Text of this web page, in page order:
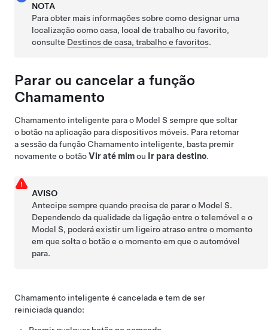
NOTA
Para obter mais informações sobre como designar uma
localização como casa, local de trabalho ou favorito,
consulte Destinos de casa, trabalho e favoritos.
Parar ou cancelar a função
Chamamento
Chamamento inteligente para o Model S sempre que soltar
o botão na aplicação para dispositivos móveis. Para retomar
a sessão da função Chamamento inteligente, basta premir
novamente o botãoVir até mimou Ir para destino.
AVISO
Antecipe sempre quando precisa de parar o Model S.
Dependendo da qualidade da ligação entre o telemóvel e o
Model S, poderá existir um ligeiro atraso entre o momento
em que solta o botão e o momento em que o automóvel
para.
Chamamento inteligente é cancelada e tem de ser
reiniciada quando: